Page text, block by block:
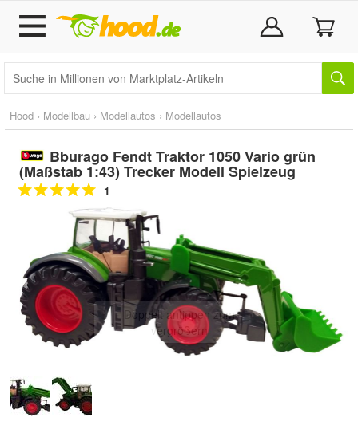
Hood › Modellbau › Modellautos › Modellautos
Bburago Fendt Traktor 1050 Vario grün
(Maßstab 1:43) Trecker Modell Spielzeug
1
Doppelt antippen zum
vergrößern